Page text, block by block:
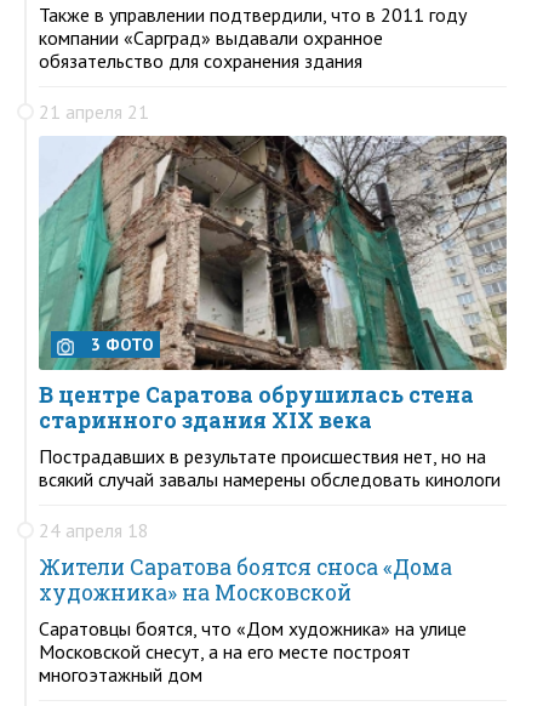
Также в управлении подтвердили, что в 2011 году
компании «Сарград» выдавали охранное
обязательство для сохранения здания
21 апреля 21
3 ФОТО
В центре Саратова обрушилась стена
старинного здания XIX века
Пострадавших в результате происшествия нет, но на
всякий случай завалы намерены обследовать кинологи
24 апреля 18
Жители Саратова боятся сноса «Дома
художника» на Московской
Саратовцы боятся, что «Дом художника» на улице
Московской снесут, а на его месте построят
многоэтажный дом